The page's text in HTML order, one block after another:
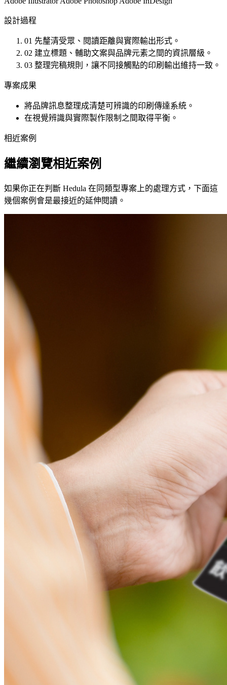
設計過程
01 先釐清受眾、閱讀距離與實際輸出形式。
02 建立標題、輔助文案與品牌元素之間的資訊層級。
03 整理完稿規則，讓不同接觸點的印刷輸出維持一致。
專案成果
將品牌訊息整理成清楚可辨識的印刷傳達系統。
在視覺辨識與實際製作限制之間取得平衡。
相近案例
繼續瀏覽相近案例
如果你正在判斷 Hedula 在同類型專案上的處理方式，下面這
幾個案例會是最接近的延伸閱讀。